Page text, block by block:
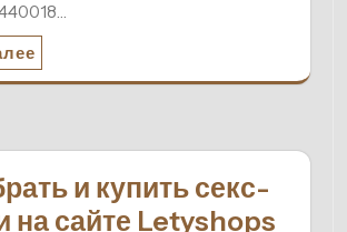
и купить секс-
на сайте Letyshops